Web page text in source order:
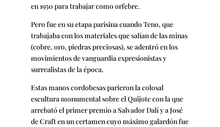
en 1950 para trabajar como orfebre.
Pero fue en su etapa parisina cuando Teno, que
trabajaba con los materiales que salían de las minas
(cobre, oro, piedras preciosas), se adentró en los
movimientos de vanguardia expresionistas y
surrealistas de la época.
Estas manos cordobesas parieron la colosal
escultura monumental sobre el Quijote con la que
arrebató el primer premio a Salvador Dalí y a José
de Craft en un certamen cuyo máximo galardón fue